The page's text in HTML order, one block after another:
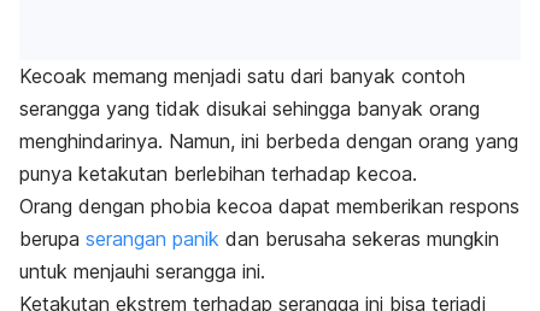
Kecoak memang menjadi satu dari banyak contoh
serangga yang tidak disukai sehingga banyak orang
menghindarinya. Namun, ini berbeda dengan orang yang
punya ketakutan berlebihan terhadap kecoa.
Orang dengan phobia kecoa dapat memberikan respons
berupa serangan panik dan berusaha sekeras mungkin
untuk menjauhi serangga ini.
Ketakutan ekstrem terhadap serangga ini bisa terjadi